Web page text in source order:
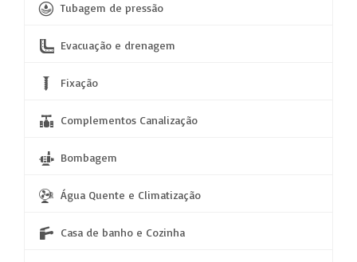
Tubagem de pressão
Evacuação e drenagem
Fixação
Complementos Canalização
Bombagem
Água Quente e Climatização
Casa de banho e Cozinha